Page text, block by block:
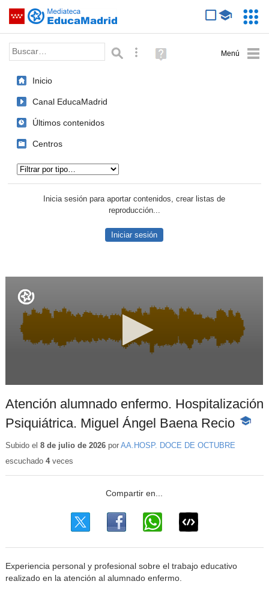
Saltar navegación
Palabra o frase: Búsqueda avanzada
Ayuda
(en
Inicio
Canal EducaMadrid
Últimos contenidos
Centros
Inicia sesión para aportar contenidos, crear listas de
reproducción...
Iniciar sesión
Atención alumnado enfermo. Hospitalización
Psiquiátrica. Miguel Ángel Baena Recio -
Subido el 8 de julio de 2026por AA.HOSP. DOCE DE OCTUBRE
escuchado 4veces
Experiencia personal y profesional sobre el trabajo educativo
realizado en la atención al alumnado enfermo.